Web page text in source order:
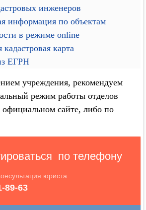
инженеров
информация по объектам
в режиме online
карта
ЕГРН
учреждения, рекомендуем
режим работы отделов
официальном сайте, либо по